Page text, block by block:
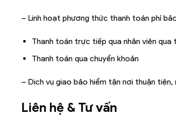
– Linh hoạt phương thức thanh toán phí
Thanh toán trực tiếp qua nhân viên
Thanh toán qua chuyển khoản
– Dịch vụ giao bảo hiểm tận nơi thuận
Liên hệ & Tư vấn